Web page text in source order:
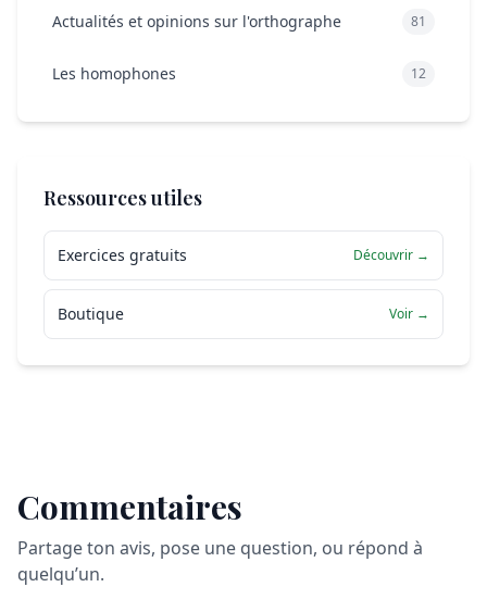
Actualités et opinions sur l'orthographe 81
Les homophones 12
Ressources utiles
Exercices gratuits Découvrir →
Boutique Voir →
Commentaires
Partage ton avis, pose une question, ou répond à
quelqu’un.